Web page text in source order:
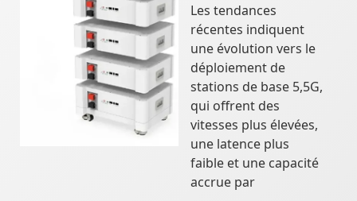
Les tendances
récentes indiquent
une évolution vers le
déploiement de
stations de base 5,5G,
qui offrent des
vitesses plus élevées,
une latence plus
faible et une capacité
accrue par